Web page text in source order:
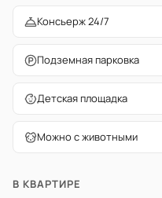
Консьерж 24/7
Подземная парковка
Детская площадка
Можно с животными
В КВАРТИРЕ